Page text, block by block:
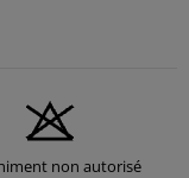
non autorisé